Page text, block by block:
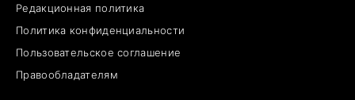
Редакционная политика
Политика конфиденциальности
Пользовательское соглашение
Правообладателям